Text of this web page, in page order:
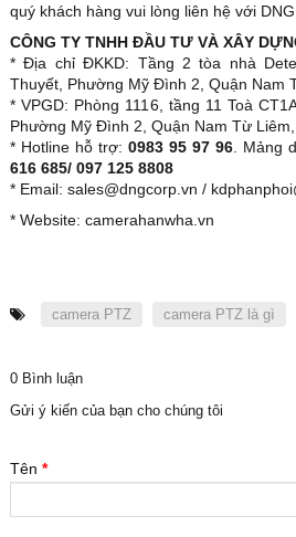
quý khách hàng vui lòng liên hệ với
CÔNG TY TNHH ĐẦU TƯ VÀ XÂY
* Địa chỉ ĐKKD: Tầng 2 tòa nhà
Thuyết, Phường Mỹ Đình 2, Quận Nam
* VPGD: Phòng 1116, tầng 11 Toà
Phường Mỹ Đình 2, Quận Nam Từ
* Hotline hỗ trợ: 0983 95 97 96 . Mảng
616 685/ 097 125 8808
* Email: sales@dngcorp.vn /
* Website: camerahanwha.vn
camera PTZ camera PTZ là gì
0 Bình luận
Gửi ý kiến của bạn cho chúng tôi
Tên *